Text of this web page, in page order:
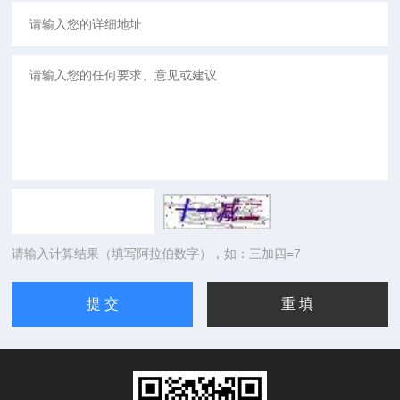
请输入计算结果（填写阿拉伯数字），如：三加四=7